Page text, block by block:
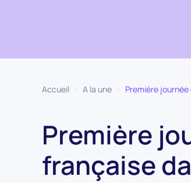
Accueil A la une Première
Première
française